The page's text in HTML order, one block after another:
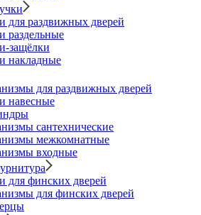
для раздвижных дверей
раздельные
защёлки
накладные
для раздвижных дверей
навесные
сантехнические
межкомнатные
входные
для финских дверей
для финских дверей